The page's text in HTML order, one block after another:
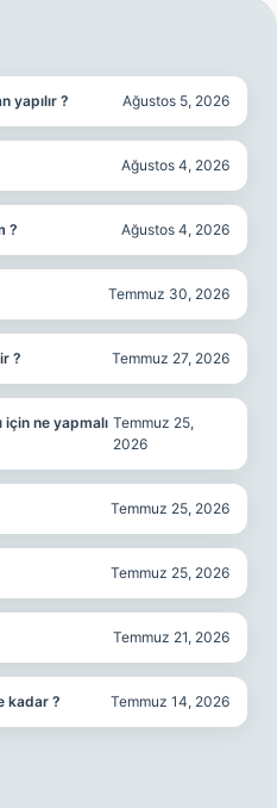
yapılır ? Ağustos 5, 2026
Ağustos 4, 2026
? Ağustos 4, 2026
Temmuz 30, 2026
? Temmuz 27, 2026
için ne yapmalı Temmuz 25,
2026
Temmuz 25, 2026
Temmuz 25, 2026
Temmuz 21, 2026
kadar ? Temmuz 14, 2026